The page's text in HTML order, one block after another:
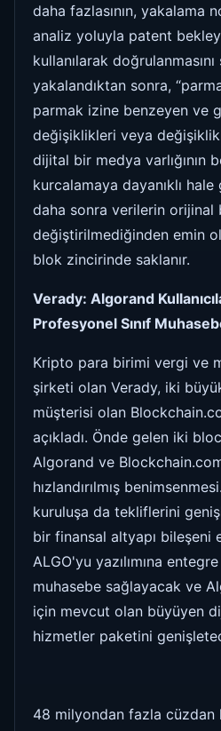
daha fazlasının, yakalama
analiz yoluyla patent
kullanılarak
yakalandıktan sonra,
parmak izine benzeyen ve
değişiklikleri veya
dijital bir medya varlığının
kurcalamaya dayanıklı
daha sonra verilerin orijinal
değiştirilmediğinden emin
blok zincirinde saklanır.
Verady: Algorand
Profesyonel Sınıf
Kripto para birimi vergi ve
şirketi olan Verady, iki
müşterisi olan
açıkladı. Önde gelen iki
Algorand ve
hızlandırılmış
kuruluşa da tekliflerini
bir finansal altyapı bileşeni
ALGO'yu yazılımına
muhasebe sağlayacak ve
için mevcut olan büyüyen
hizmetler paketini
48 milyondan fazla cüzdan